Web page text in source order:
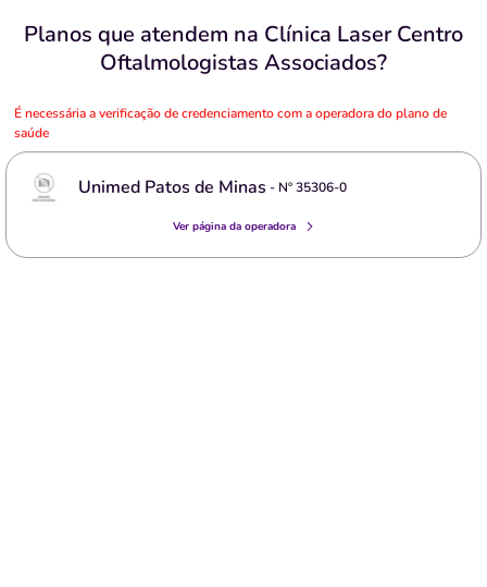
Planos que atendem na Clínica Laser Centro
Oftalmologistas Associados?
É necessária a verificação de credenciamento com a operadora do plano de
saúde
Unimed Patos de Minas - Nº35306-0
Ver página da operadora